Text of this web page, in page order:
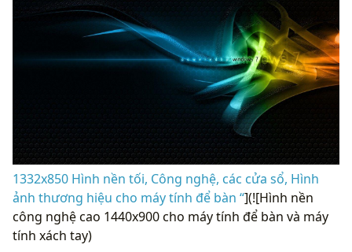
1332x850 Hình nền tối, Công nghệ, các cửa sổ, Hình
ảnh thương hiệu cho máy tính để bàn “](![Hình nền
công nghệ cao 1440x900 cho máy tính để bàn và máy
tính xách tay)